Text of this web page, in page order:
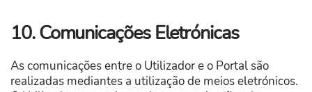
10. Comunicações Eletrónicas
As comunicações entre o Utilizador e o Portal são
realizadas mediantes a utilização de meios eletrónicos.